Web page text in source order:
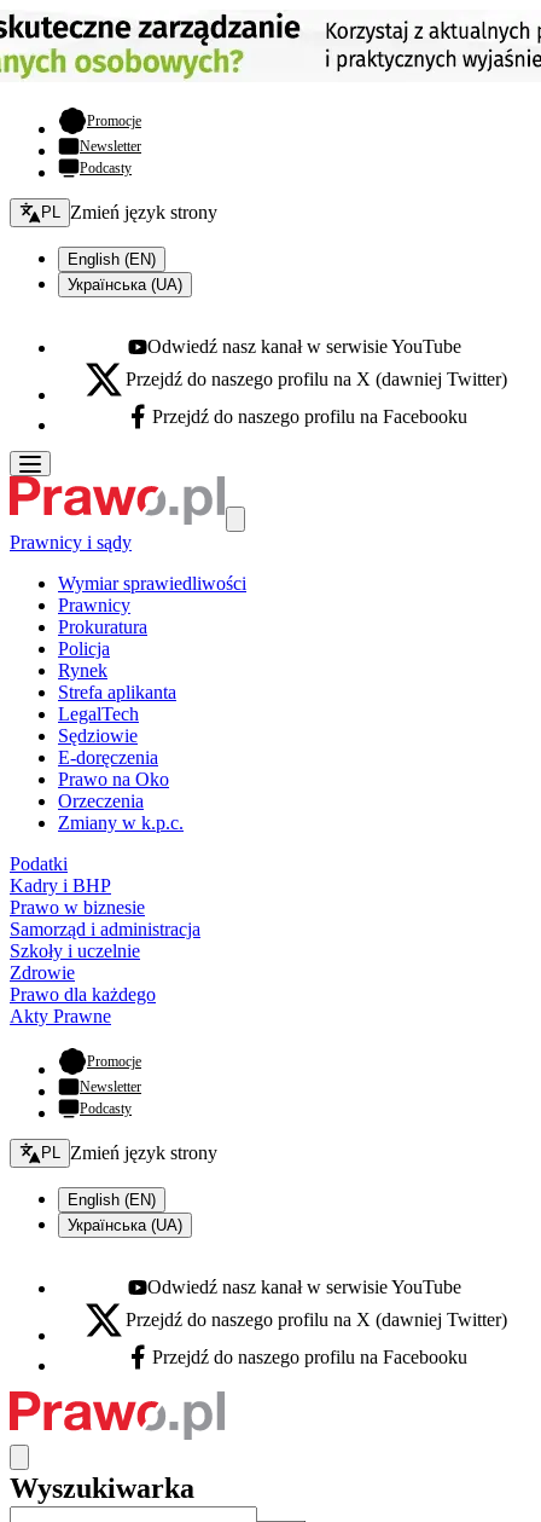
Promocje- otwiera się w nowej karcie
Newsletter
Podcasty
Zmień język - bieżący:
PL Zmień język strony
English (EN)
Українська (UA)
Youtube - otwiera się w nowej karcie
Odwiedź nasz kanał w serwisie YouTube
X - otwiera się w nowej karcie
Przejdź do naszego profilu na X (dawniej Twitter)
Facebook - otwiera się w nowej karcie
Przejdź do naszego profilu na Facebooku
Prawnicy i sądy
Wymiar sprawiedliwości
Prawnicy
Prokuratura
Policja
Rynek
Strefa aplikanta
LegalTech
Sędziowie
E-doręczenia
Prawo na Oko
Orzeczenia
Zmiany w k.p.c.
Podatki
Kadry i BHP
Prawo w biznesie
Samorząd i administracja
Szkoły i uczelnie
Zdrowie
Prawo dla każdego
Akty Prawne
Promocje- otwiera się w nowej karcie
Newsletter
Podcasty
Zmień język - bieżący:
PL Zmień język strony
English (EN)
Українська (UA)
Youtube - otwiera się w nowej karcie
Odwiedź nasz kanał w serwisie YouTube
X - otwiera się w nowej karcie
Przejdź do naszego profilu na X (dawniej Twitter)
Facebook - otwiera się w nowej karcie
Przejdź do naszego profilu na Facebooku
Wyszukiwarka